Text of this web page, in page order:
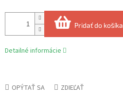
Pridať do košíka
Detailné informácie
OPÝTAŤ SA ZDIEĽAŤ